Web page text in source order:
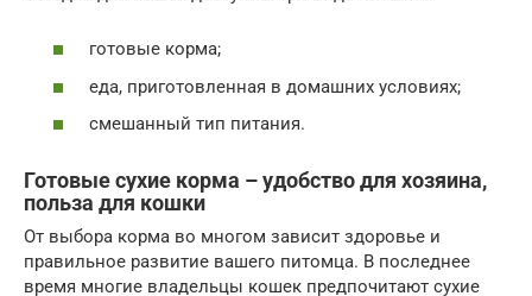
готовые корма;
еда, приготовленная в домашних условиях;
смешанный тип питания.
Готовые сухие корма – удобство для хозяина,
польза для кошки
От выбора корма во многом зависит здоровье и
правильное развитие вашего питомца. В последнее
время многие владельцы кошек предпочитают сухие